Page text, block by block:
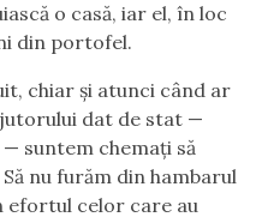
o casă, iar el, în loc
din portofel.
chiar și atunci când ar
dat de stat —
suntem chemați să
nu furăm din hambarul
efortul celor care au